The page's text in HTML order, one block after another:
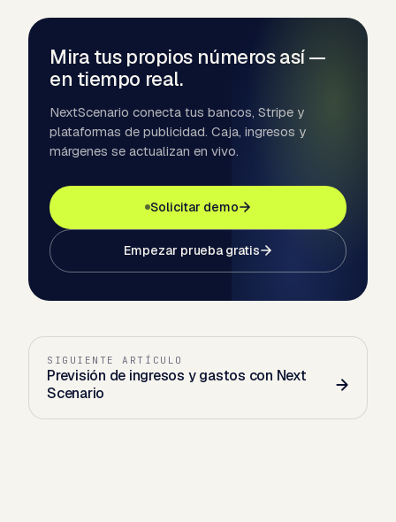
Mira tus propios números así —
en tiempo real.
NextScenario conecta tus bancos, Stripe y
plataformas de publicidad. Caja, ingresos y
márgenes se actualizan en vivo.
Solicitar demo
Empezar prueba gratis
SIGUIENTE ARTÍCULO
Previsión de ingresos y gastos con Next
Scenario